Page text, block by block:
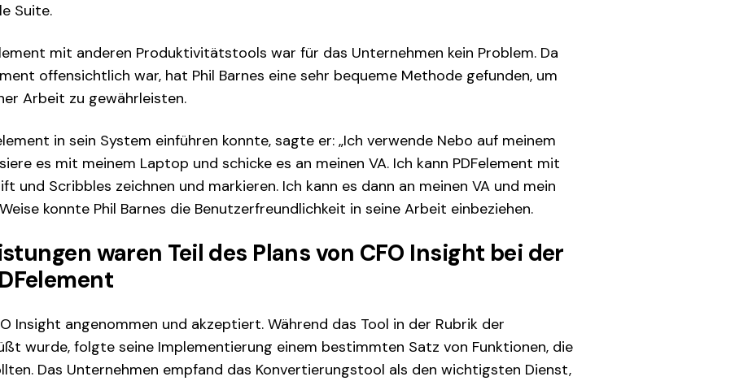
Suite.
mit anderen Produktivitätstools war für das Unternehmen kein Problem. Da
offensichtlich war, hat Phil Barnes eine sehr bequeme Methode gefunden, um
Arbeit zu gewährleisten.
in sein System einführen konnte, sagte er: „Ich verwende Nebo auf meinem
es mit meinem Laptop und schicke es an meinen VA. Ich kann PDFelement mit
und Scribbles zeichnen und markieren. Ich kann es dann an meinen VA und mein
konnte Phil Barnes die Benutzerfreundlichkeit in seine Arbeit einbeziehen.
waren Teil des Plans von CFO Insight bei der
Insight angenommen und akzeptiert. Während das Tool in der Rubrik der
wurde, folgte seine Implementierung einem bestimmten Satz von Funktionen, die
Das Unternehmen empfand das Konvertierungstool als den wichtigsten Dienst,